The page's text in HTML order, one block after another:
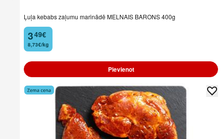
Ļuļa kebabs zaļumu marinādē MELNAIS BARONS 400g
3
. 49€
8,73€/kg
Pievienot